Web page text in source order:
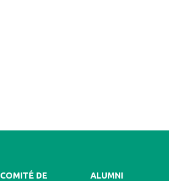
COMITÉ DE
ALUMNI